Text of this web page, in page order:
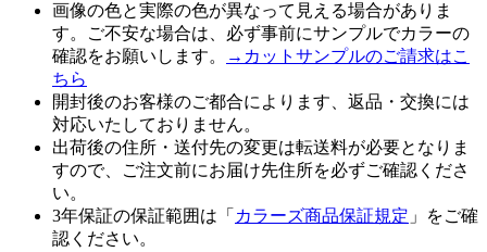
画像の色と実際の色が異なって見える場合がありま
す。ご不安な場合は、必ず事前にサンプルでカラーの
確認をお願いします。
→カットサンプルのご請求はこ
ちら
開封後のお客様のご都合によります、返品・交換には
対応いたしておりません。
出荷後の住所・送付先の変更は転送料が必要となりま
すので、ご注文前にお届け先住所を必ずご確認くださ
い。
3年保証の保証範囲は「 カラーズ商品保証規定 」をご確
認ください。